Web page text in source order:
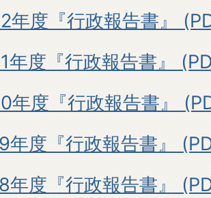
年度『行政報告書』
年度『行政報告書』
年度『行政報告書』
年度『行政報告書』
年度『行政報告書』